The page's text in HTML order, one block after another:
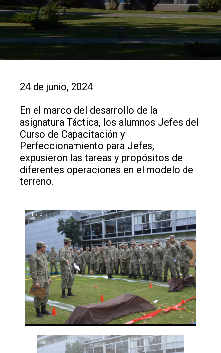
24 de junio, 2024
En el marco del desarrollo de la
asignatura Táctica, los alumnos Jefes del
Curso de Capacitación y
Perfeccionamiento para Jefes,
expusieron las tareas y propósitos de
diferentes operaciones en el modelo de
terreno.
1 / 5